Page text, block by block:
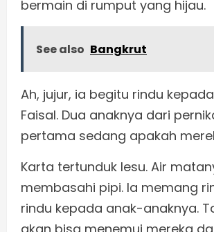
bermain di rumput yang hijau.
See also Bangkrut
Ah, jujur, ia begitu rindu
Faisal. Dua anaknya dari
pertama sedang apakah
Karta tertunduk lesu. Air
membasahi pipi. Ia memang
rindu kepada anak-anaknya.